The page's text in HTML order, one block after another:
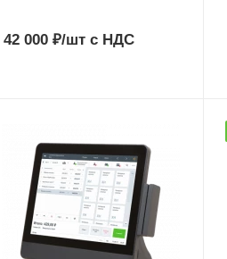
42 000 ₽/шт с НДС